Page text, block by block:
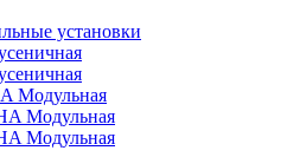
установки
Модульная
Модульная
Модульная